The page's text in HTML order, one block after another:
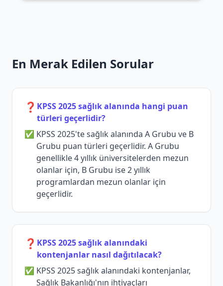
En Merak Edilen Sorular
❓ KPSS 2025 sağlık alanında hangi puan
türleri geçerlidir?
KPSS 2025'te sağlık alanında A Grubu ve B
Grubu puan türleri geçerlidir. A Grubu
genellikle 4 yıllık üniversitelerden mezun
olanlar için, B Grubu ise 2 yıllık
programlardan mezun olanlar için
geçerlidir.
❓ KPSS 2025 sağlık alanındaki
kontenjanlar nasıl dağıtılacak?
KPSS 2025 sağlık alanındaki kontenjanlar,
Sağlık Bakanlığı'nın ihtiyaçları